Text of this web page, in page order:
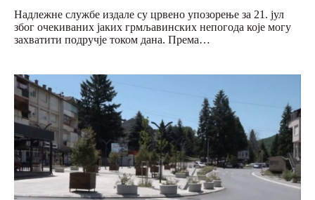
Надлежне службе издале су црвено упозорење за 21. јул
због очекиваних јаких грмљавинских непогода које могу
захватити подручје током дана. Према…